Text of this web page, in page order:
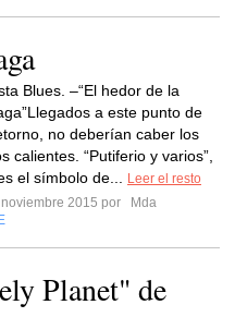
Blues. –“El hedor de la
a este punto de
no deberían caber los
calientes. “Putiferio y varios”,
el símbolo de...
Leer el resto
noviembre 2015 por
Mda
Planet" de